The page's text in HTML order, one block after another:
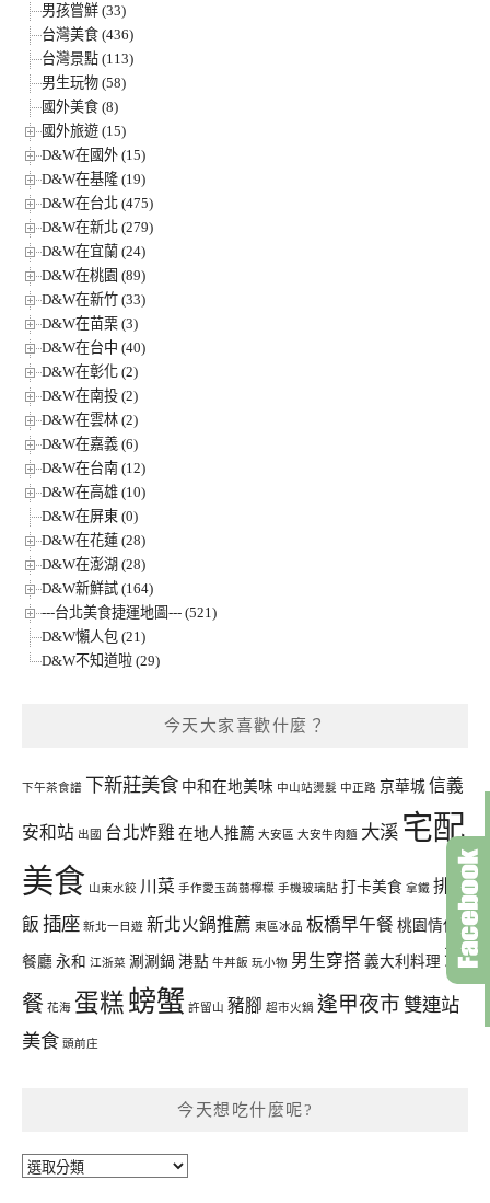
男孩嘗鮮 (33)
台灣美食 (436)
台灣景點 (113)
男生玩物 (58)
國外美食 (8)
國外旅遊 (15)
D&W在國外 (15)
D&W在基隆 (19)
D&W在台北 (475)
D&W在新北 (279)
D&W在宜蘭 (24)
D&W在桃園 (89)
D&W在新竹 (33)
D&W在苗栗 (3)
D&W在台中 (40)
D&W在彰化 (2)
D&W在南投 (2)
D&W在雲林 (2)
D&W在嘉義 (6)
D&W在台南 (12)
D&W在高雄 (10)
D&W在屏東 (0)
D&W在花蓮 (28)
D&W在澎湖 (28)
D&W新鮮試 (164)
---台北美食捷運地圖--- (521)
D&W懶人包 (21)
D&W不知道啦 (29)
今天大家喜歡什麼？
下午茶食譜 下新莊美食 中和在地美味 中山站燙髮 中正路 京華城 信義
安和站 出國 台北炸雞 在地人推薦 大安區 大安牛肉麵 大溪 宅配
美食 山東水餃 川菜 手作愛玉蒟蒻檸檬 手機玻璃貼 打卡美食 拿鐵 排骨
飯 插座 新北一日遊 新北火鍋推薦 東區冰品 板橋早午餐 桃園情侶
餐廳 永和 江浙菜 涮涮鍋 港點 牛丼飯 玩小物 男生穿搭 義大利料理 聚
餐 花海 蛋糕 螃蟹 許留山 豬腳 超市火鍋 逢甲夜市 雙連站
美食 頭前庄
今天想吃什麼呢?
今